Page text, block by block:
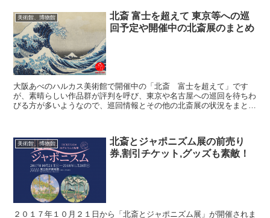
美術館、博物館
北斎 富士を超えて 東京等への巡
回予定や開催中の北斎展のまとめ
大阪あべのハルカス美術館で開催中の「北斎 富士を超えて」です
が、素晴らしい作品群が評判を呼び、東京や名古屋への巡回を待ちわ
びる方が多いようなので、巡回情報とその他の北斎展の状況をまとめ
美術館、博物館
北斎とジャポニズム展の前売り
券,割引チケット,グッズも素敵！
２０１７年１０月２１日から「北斎とジャポニズム展」が開催されま